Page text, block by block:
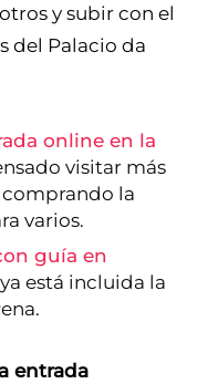
y subir con el
del Palacio da
online en la
visitar más
la
varios.
guía en
ya está incluida la
entrada